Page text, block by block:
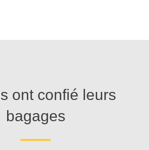
ont confié leurs
bagages